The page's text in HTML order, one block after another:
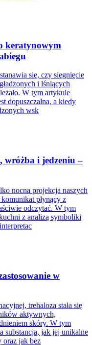
keratynowym
się, czy sięgnięcie
i lśniących
W tym artykule
dopuszczalna, a kiedy
wsk
wróżba i jedzeniu –
nocna projekcja naszych
płynący z
odczytać. W tym
z analizą symboliki
w
trehaloza stała się
aktywnych,
skóry. W tym
substancja, jak jej unikalne
oraz jak bez